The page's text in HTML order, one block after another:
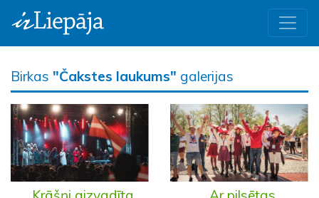
Birkas "Čakstes laukums" galerijas